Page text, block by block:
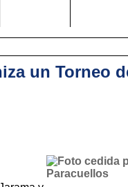
un Torneo